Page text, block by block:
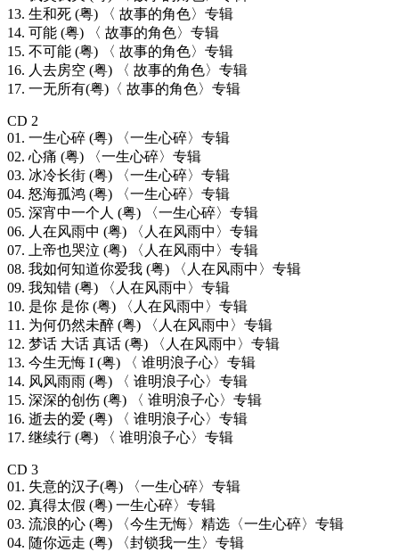
13. 生和死 (粤) 〈 故事的角色〉专辑
14. 可能 (粤) 〈 故事的角色〉专辑
15. 不可能 (粤) 〈 故事的角色〉专辑
16. 人去房空 (粤) 〈 故事的角色〉专辑
17. 一无所有(粤)〈 故事的角色〉专辑
CD 2
01. 一生心碎 (粤) 〈一生心碎〉专辑
02. 心痛 (粤) 〈一生心碎〉专辑
03. 冰冷长街 (粤) 〈一生心碎〉专辑
04. 怒海孤鸿 (粤) 〈一生心碎〉专辑
05. 深宵中一个人 (粤) 〈一生心碎〉专辑
06. 人在风雨中 (粤) 〈人在风雨中〉专辑
07. 上帝也哭泣 (粤) 〈人在风雨中〉专辑
08. 我如何知道你爱我 (粤) 〈人在风雨中〉专辑
09. 我知错 (粤) 〈人在风雨中〉专辑
10. 是你 是你 (粤) 〈人在风雨中〉专辑
11. 为何仍然未醉 (粤) 〈人在风雨中〉专辑
12. 梦话 大话 真话 (粤) 〈人在风雨中〉专辑
13. 今生无悔 I (粤) 〈 谁明浪子心〉专辑
14. 风风雨雨 (粤) 〈 谁明浪子心〉专辑
15. 深深的创伤 (粤) 〈 谁明浪子心〉专辑
16. 逝去的爱 (粤) 〈 谁明浪子心〉专辑
17. 继续行 (粤) 〈 谁明浪子心〉专辑
CD 3
01. 失意的汉子(粤) 〈一生心碎〉专辑
02. 真得太假 (粤) 一生心碎〉专辑
03. 流浪的心 (粤) 〈今生无悔〉精选〈一生心碎〉专辑
04. 随你远走 (粤) 〈封锁我一生〉专辑